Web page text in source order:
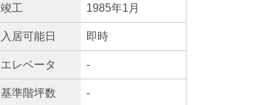
竣工 1985年1月
入居可能日 即時
エレベータ -
基準階坪数 -